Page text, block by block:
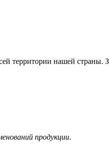
территории нашей
продукции.